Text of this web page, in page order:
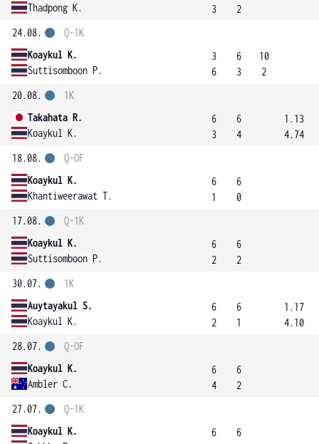
Thadpong K.
3
2
24.08.
Koaykul K.
Suttisomboon P.
Q-1K
3
6
6
3
10
2
20.08.
Takahata R.
Koaykul K.
1K
6
3
6
4
1.13
4.74
18.08.
Koaykul K.
Khantiweerawat T.
Q-OF
6
1
6
0
17.08.
Koaykul K.
Suttisomboon P.
Q-1K
6
2
6
2
30.07.
Auytayakul S.
Koaykul K.
1K
6
2
6
1
1.17
4.10
28.07.
Koaykul K.
Ambler C.
Q-OF
6
4
6
2
27.07.
Koaykul K.
Q-1K
6
6